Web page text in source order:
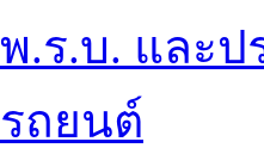
พ.ร.บ. และ
รถยนต์